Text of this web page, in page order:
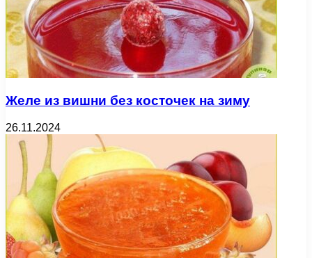
Желе из вишни без косточек на зиму
26.11.2024